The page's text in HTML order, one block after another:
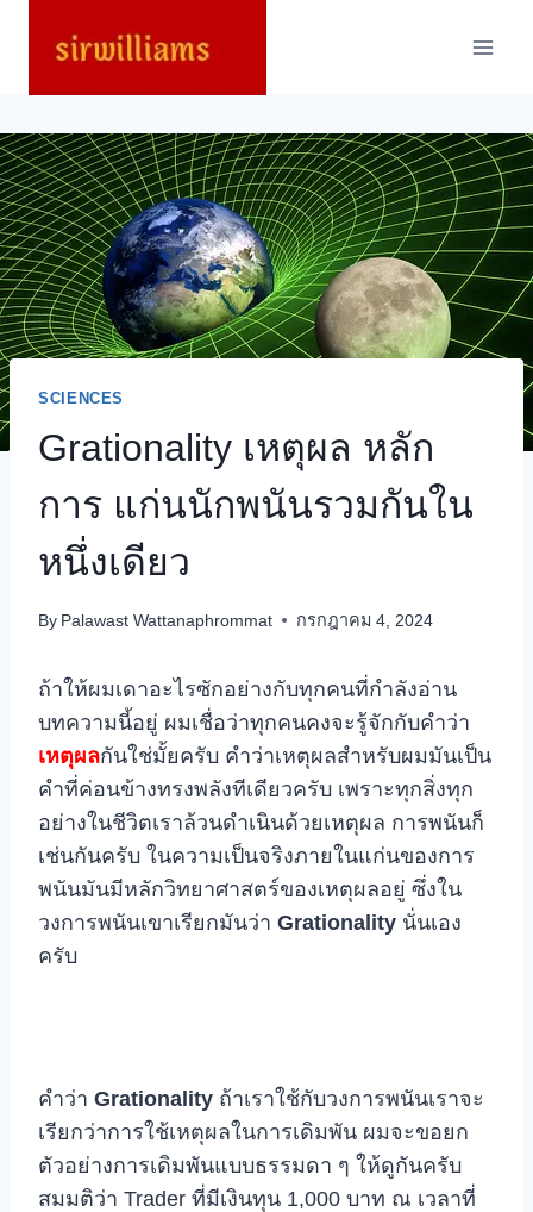
SCIENCES
Grationality เหตุผล หลัก
การ แก่นนักพนันรวมกันใน
หนึ่งเดียว
By Palawast Wattanaphrommat กรกฎาคม 4, 2024
ถ้าให้ผมเดาอะไรซักอย่างกับทุกคนที่กำลังอ่าน
บทความนี้อยู่ ผมเชื่อว่าทุกคนคงจะรู้จักกับคำว่า
เหตุผลกันใช่มั้ยครับ คำว่าเหตุผลสำหรับผมมันเป็น
คำที่ค่อนข้างทรงพลังทีเดียวครับ เพราะทุกสิ่งทุก
อย่างในชีวิตเราล้วนดำเนินด้วยเหตุผล การพนันก็
เช่นกันครับ ในความเป็นจริงภายในแก่นของการ
พนันมันมีหลักวิทยาศาสตร์ของเหตุผลอยู่ ซึ่งใน
วงการพนันเขาเรียกมันว่า Grationality นั่นเอง
ครับ
คำว่า Grationality ถ้าเราใช้กับวงการพนันเราจะ
เรียกว่าการใช้เหตุผลในการเดิมพัน ผมจะขอยก
ตัวอย่างการเดิมพันแบบธรรมดา ๆ ให้ดูกันครับ
สมมติว่า Trader ที่มีเงินทุน 1,000 บาท ณ เวลาที่